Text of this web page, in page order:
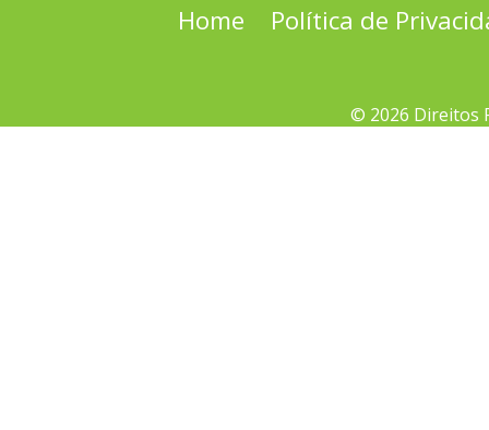
Home Política de
© 2026 Direitos